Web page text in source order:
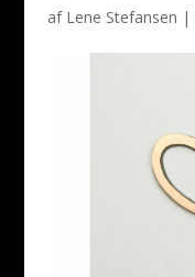
af Lene Stefansen |